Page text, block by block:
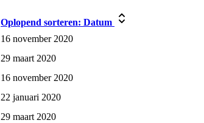
Oplopend sorteren: Datum
16 november 2020
29 maart 2020
16 november 2020
22 januari 2020
29 maart 2020